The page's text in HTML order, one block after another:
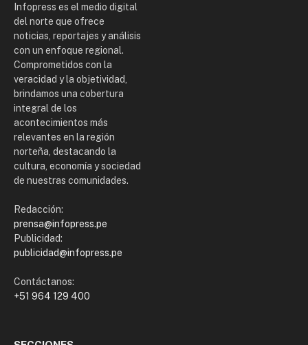
Infopress es el medio digital
del norte que ofrece
noticias, reportajes y análisis
con un enfoque regional.
Comprometidos con la
veracidad y la objetividad,
brindamos una cobertura
integral de los
acontecimientos más
relevantes en la región
norteña, destacando la
cultura, economía y sociedad
de nuestras comunidades.
Redacción:
prensa@infopress.pe
Publicidad:
publicidad@infopress.pe
Contáctanos:
+51 964 129 400